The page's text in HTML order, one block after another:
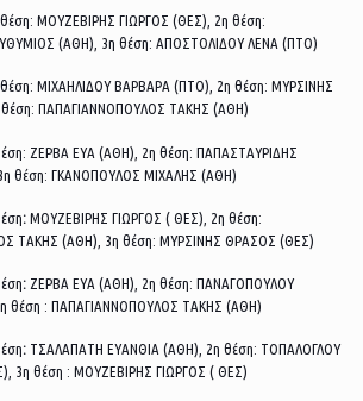
ΜΟΥΖΕΒΙΡΗΣ ΓΙΩΡΓΟΣ (ΘΕΣ), 2η θέση:
(ΑΘΗ), 3η θέση: ΑΠΟΣΤΟΛΙΔΟΥ ΛΕΝΑ (ΠΤΟ)
ΜΙΧΑΗΛΙΔΟΥ ΒΑΡΒΑΡΑ (ΠΤΟ), 2η θέση: ΜΥΡΣΙΝΗΣ
ΠΑΠΑΓΙΑΝΝΟΠΟΥΛΟΣ ΤΑΚΗΣ (ΑΘΗ)
ΖΕΡΒΑ ΕΥΑ (ΑΘΗ), 2η θέση: ΠΑΠΑΣΤΑΥΡΙΔΗΣ
θέση: ΓΚΑΝΟΠΟΥΛΟΣ ΜΙΧΑΛΗΣ (ΑΘΗ)
: ΜΟΥΖΕΒΙΡΗΣ ΓΙΩΡΓΟΣ ( ΘΕΣ), 2η θέση:
ΤΑΚΗΣ (ΑΘΗ), 3η θέση: ΜΥΡΣΙΝΗΣ ΘΡΑΣΟΣ (ΘΕΣ)
: ΖΕΡΒΑ ΕΥΑ (ΑΘΗ), 2η θέση: ΠΑΝΑΓΟΠΟΥΛΟΥ
θέση : ΠΑΠΑΓΙΑΝΝΟΠΟΥΛΟΣ ΤΑΚΗΣ (ΑΘΗ)
: ΤΣΑΛΑΠΑΤΗ ΕΥΑΝΘΙΑ (ΑΘΗ), 2η θέση: ΤΟΠΑΛΟΓΛΟΥ
3η θέση : ΜΟΥΖΕΒΙΡΗΣ ΓΙΩΡΓΟΣ ( ΘΕΣ)